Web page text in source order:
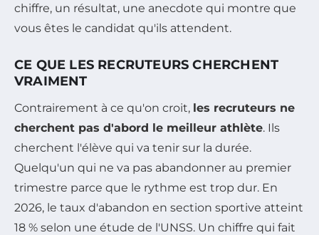
chiffre, un résultat, une anecdote qui montre que
vous êtes le candidat qu'ils attendent.
CE QUE LES RECRUTEURS CHERCHENT
VRAIMENT
Contrairement à ce qu'on croit, les recruteurs ne
cherchent pas d'abord le meilleur athlète. Ils
cherchent l'élève qui va tenir sur la durée.
Quelqu'un qui ne va pas abandonner au premier
trimestre parce que le rythme est trop dur. En
2026, le taux d'abandon en section sportive atteint
18 % selon une étude de l'UNSS. Un chiffre qui fait